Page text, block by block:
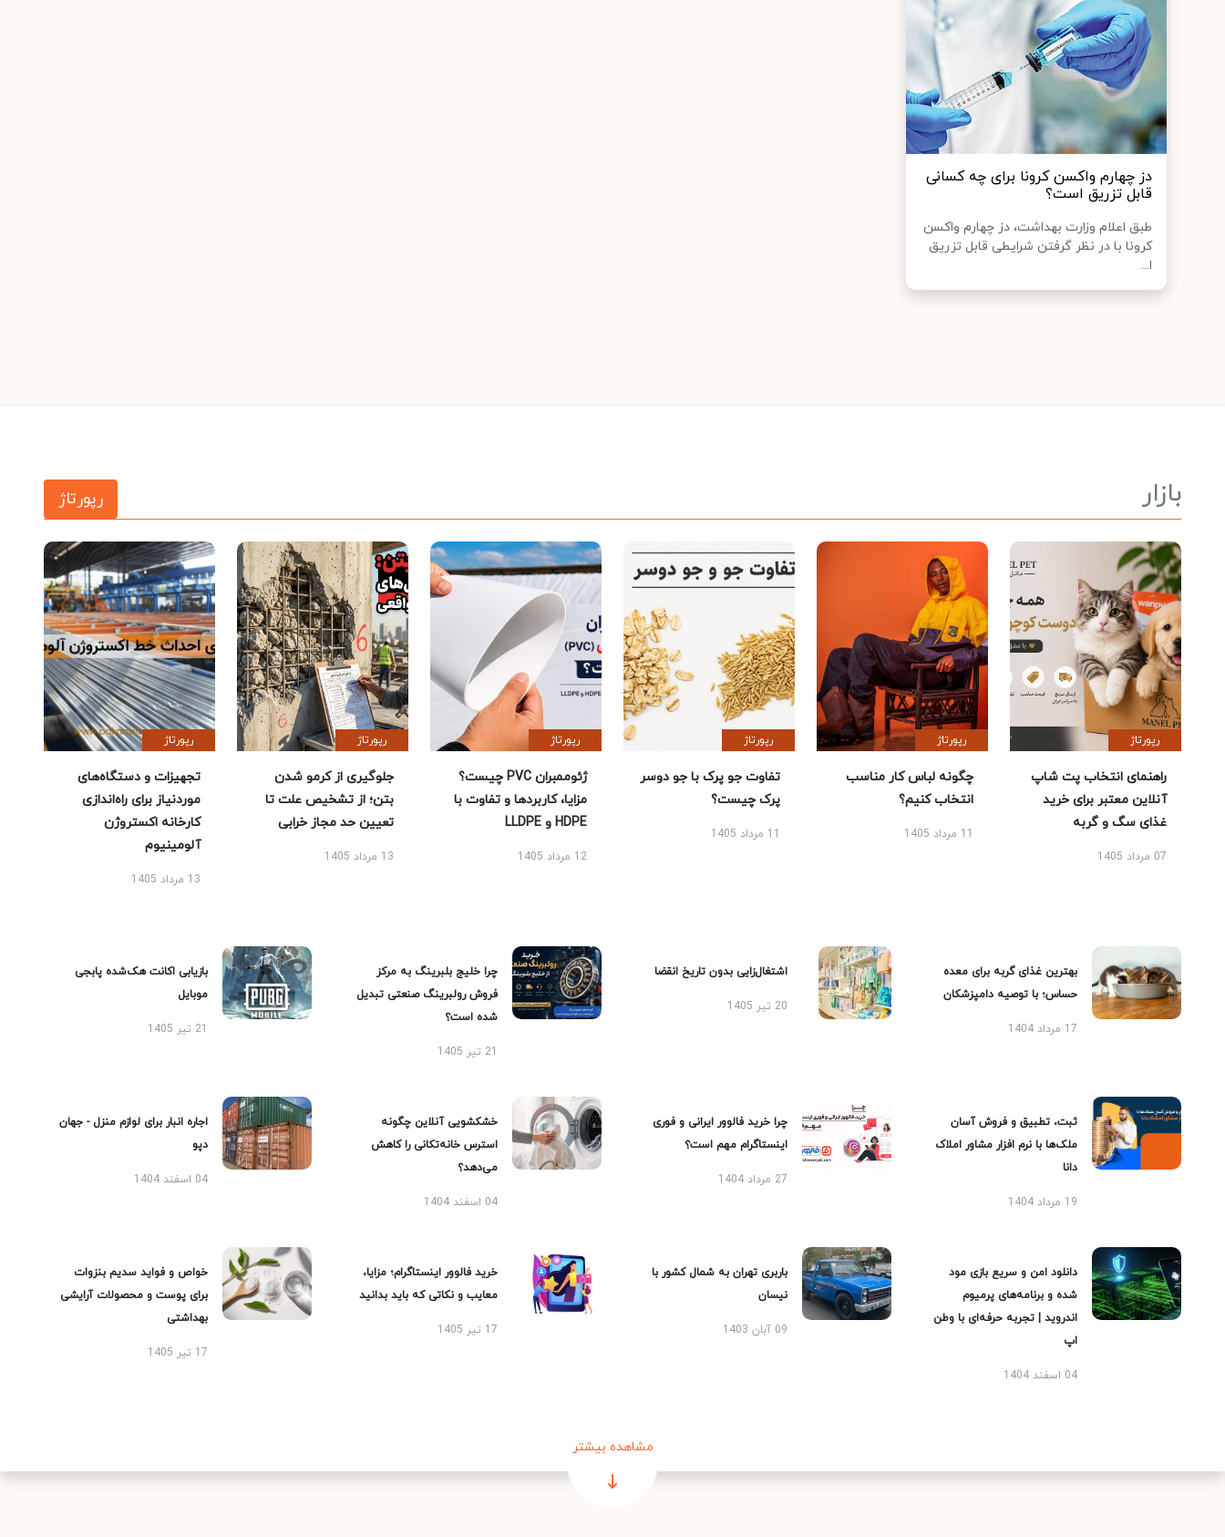
دز چهارم واکسن کرونا برای چه کسانی
قابل تزریق است؟
طبق اعلام وزارت بهداشت، دز چهارم واکسن
کرونا با در نظر گرفتن شرایطی قابل تزریق
ا...
بازار رپورتاژ
رپورتاژ
راهنمای انتخاب پت شاپ
آنلاین معتبر برای خرید
غذای سگ و گربه
07 مرداد 1405
رپورتاژ
چگونه لباس کار مناسب
انتخاب کنیم؟
11 مرداد 1405
رپورتاژ
تفاوت جو پرک با جو دوسر
پرک چیست؟
11 مرداد 1405
رپورتاژ
ژئوممبران PVC چیست؟
مزایا، کاربردها و تفاوت با
HDPE و LLDPE
12 مرداد 1405
رپورتاژ
جلوگیری از کرمو شدن
بتن؛ از تشخیص علت تا
تعیین حد مجاز خرابی
13 مرداد 1405
رپورتاژ
تجهیزات و دستگاه‌های
موردنیاز برای راه‌اندازی
کارخانه اکستروژن
آلومینیوم
13 مرداد 1405
بهترین غذای گربه برای معده
حساس؛ با توصیه دامپزشکان
17 مرداد 1404
اشتغال‌زایی بدون تاریخ انقضا
20 تیر 1405
چرا خلیج بلبرینگ به مرکز
فروش رولبرینگ صنعتی تبدیل
شده است؟
21 تیر 1405
بازیابی اکانت هک‌شده پابجی
موبایل
21 تیر 1405
ثبت، تطبیق و فروش آسان
ملک‌ها با نرم افزار مشاور املاک
دانا
19 مرداد 1404
چرا خرید فالوور ایرانی و فوری
اینستاگرام مهم است؟
27 مرداد 1404
خشکشویی آنلاین چگونه
استرس خانه‌تکانی را کاهش
می‌دهد؟
04 اسفند 1404
اجاره انبار برای لوازم منزل - جهان
دپو
04 اسفند 1404
دانلود امن و سریع بازی مود
شده و برنامه‌های پرمیوم
اندروید | تجربه حرفه‌ای با وطن
اپ
04 اسفند 1404
باربری تهران به شمال کشور با
نیسان
09 آبان 1403
خرید فالوور اینستاگرام؛ مزایا،
معایب و نکاتی که باید بدانید
17 تیر 1405
خواص و فواید سدیم بنزوات
برای پوست و محصولات آرایشی
بهداشتی
17 تیر 1405
مشاهده بیشتر